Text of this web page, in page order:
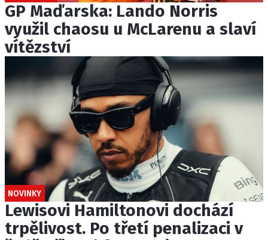
GP Maďarska: Lando Norris
využil chaosu u McLarenu a slaví
vítězství
NOVINKY
Lewisovi Hamiltonovi dochází
trpělivost. Po třetí penalizaci v